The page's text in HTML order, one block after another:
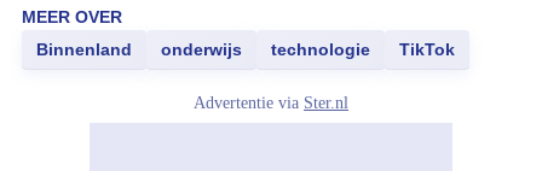
MEER OVER
Binnenland
onderwijs technologie TikTok
Advertentie via Ster.nl